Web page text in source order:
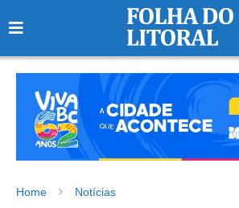
Home Notícias